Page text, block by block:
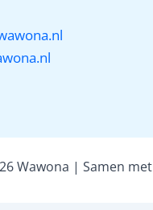
Wawona | Samen met